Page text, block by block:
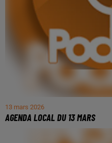
13 mars 2026
AGENDA LOCAL DU 13 MARS